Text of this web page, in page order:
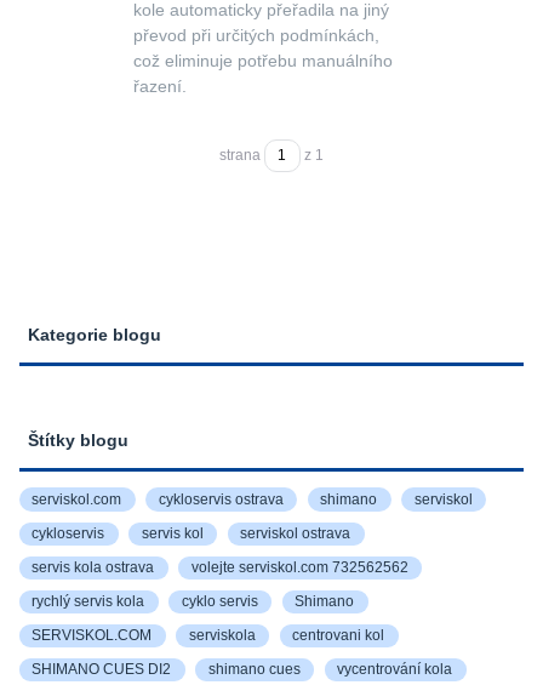
Kategorie blogu
Štítky blogu
serviskol.com cykloservis ostrava shimano serviskol
cykloservis servis kol serviskol ostrava
servis kola ostrava volejte serviskol.com 732562562
rychlý servis kola cyklo servis Shimano
SERVISKOL.COM serviskola centrovani kol
SHIMANO CUES DI2 shimano cues vycentrování kola
kole automaticky přeřadila na jiný
převod při určitých podmínkách,
což eliminuje potřebu manuálního
řazení.
strana z 1